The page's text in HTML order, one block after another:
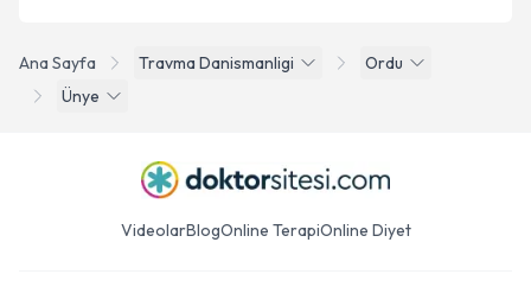
Ana Sayfa Travma Danismanligi
Ordu
Ünye
VideolarBlogOnline TerapiOnline Diyet